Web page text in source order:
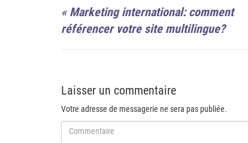
« Marketing international: comment
référencer votre site multilingue?
Laisser un commentaire
Votre adresse de messagerie ne sera pas publiée.